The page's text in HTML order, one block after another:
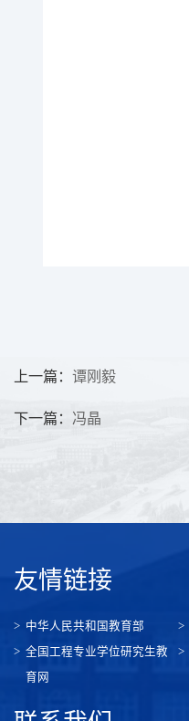
上一篇： 谭刚毅
下一篇： 冯晶
友情链接
中华人民共和国教育部
全国工程专业学位研究生教
育网